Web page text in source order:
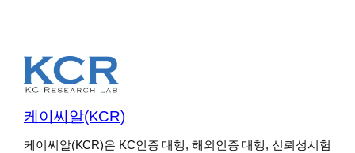
케이씨알(KCR)
케이씨알(KCR)은 KC인증 대행, 해외인증 대행, 신뢰성시험